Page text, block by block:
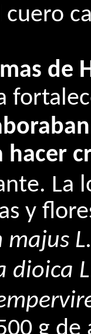
cuero
de
hacer
La
y
majus
dioica